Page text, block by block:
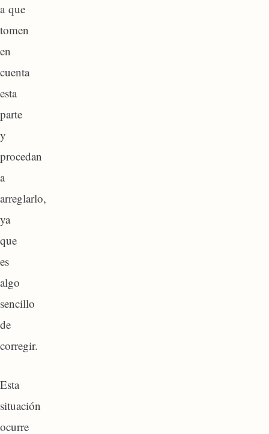
a que
tomen
en
cuenta
esta
parte
y
procedan
a
arreglarlo,
ya
que
es
algo
sencillo
de
corregir.
Esta
situación
ocurre